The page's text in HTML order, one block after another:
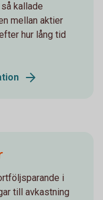
kallade
mellan aktier
hur lång tid
i
till avkastning